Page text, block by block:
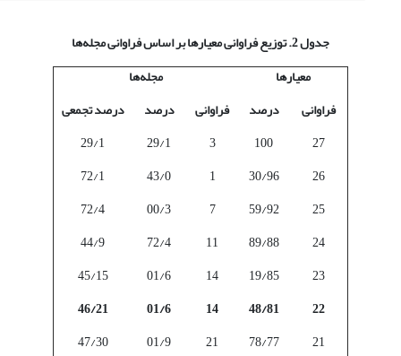
جدول 2. توزیع فراوانی معیارها بر اساس فراوانی مجله‌ها
معیارها
مجله‌ها
فراوانی
درصد فراوانی درصد
درصد تجمعی
27
100
3
29/1
29/1
26
30/96
1
43/0
72/1
25
59/92
7
00/3
72/4
24
89/88
11
72/4
44/9
23
19/85
14
01/6
45/15
22
48/81
14
01/6
46/21
21
78/77
21
01/9
47/30